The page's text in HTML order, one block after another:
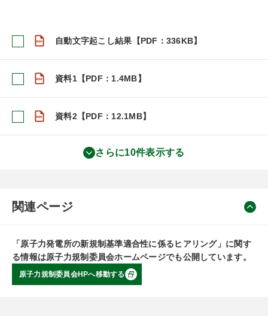
自動文字起こし結果【PDF：336KB】
資料1【PDF：1.4MB】
資料2【PDF：12.1MB】
さらに10件表示する
関連ページ
「原子力発電所の新規制基準適合性に係るヒアリング」に関す
る情報は原子力規制委員会ホームページでも公開しています。
原子力規制委員会HPへ移動する